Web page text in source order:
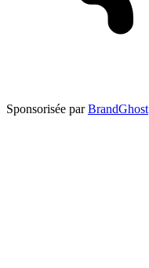
Sponsorisée par BrandGhost